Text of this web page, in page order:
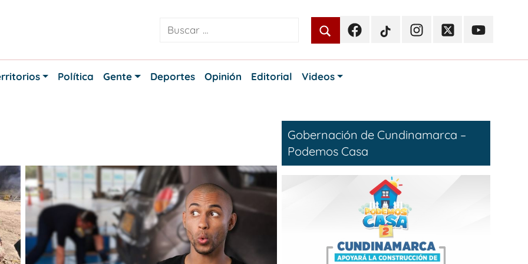
FacebookTikTokInstagramTwitterYoutube
Política Gente Deportes Opinión Editorial Videos
Gobernación de Cundinamarca –
Podemos Casa